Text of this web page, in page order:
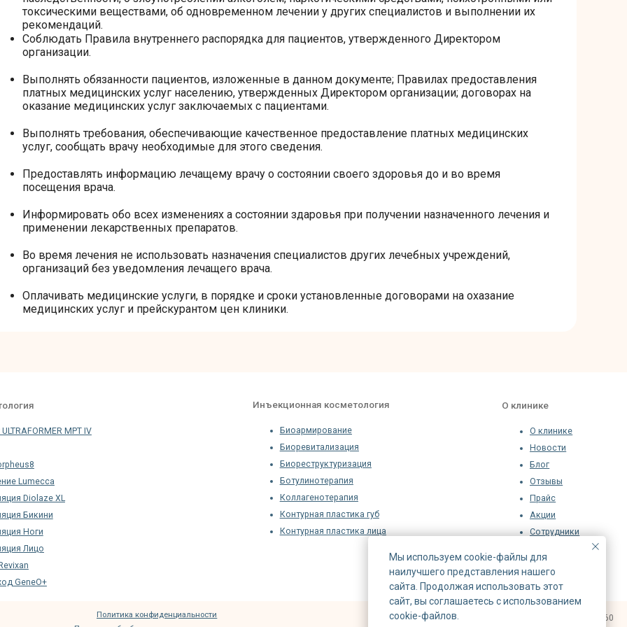
токсическими веществами, об одновременном лечении у других специалистов и выполнении их
рекомендаций.
Соблюдать Правила внутреннего распорядка для пациентов, утвержденного Директором
организации.
Выполнять обязанности пациентов, изложенные в данном документе; Правилах предоставления
платных медицинских услуг населению, утвержденных Директором организации; договорах на
оказание медицинских услуг заключаемых с пациентами.
Выполнять требования, обеспечивающие качественное предоставление платных медицинских
услуг, сообщать врачу необходимые для этого сведения.
Предоставлять информацию лечащему врачу о состоянии своего здоровья до и во время
посещения врача.
Информировать обо всех изменениях а состоянии здаровья при получении назначенного лечения и
применении лекарственных препаратов.
Во время лечения не использовать назначения специалистов других лечебных учреждений,
организаций без уведомления лечащего врача.
Оплачивать медицинские услуги, в порядке и сроки установленные договорами на охазание
медицинских услуг и прейскурантом цен клиники.
Блог
Акции
Биоармирование
Биореструктуризация
Ботулинотерапия
Контурная пластика губ
Контурная пластика лица
MPT IV
характер и ни при каких условиях не является публичной
Мы используем cookie-файлы для
наилучшего представления нашего
сайта. Продолжая использовать этот
сайт, вы соглашаетесь с использованием
cookie-файлов.